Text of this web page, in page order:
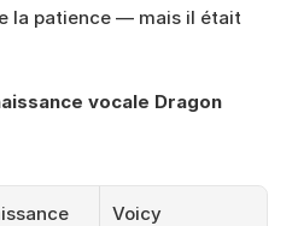
la patience — mais il était
vocale Dragon
Voicy